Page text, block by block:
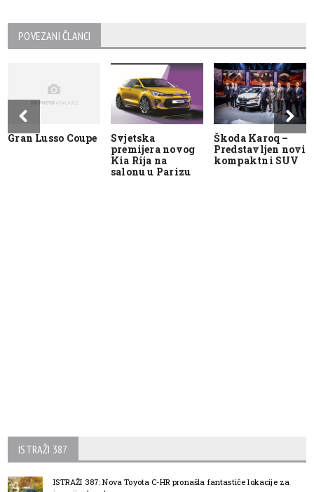
POVEZANI ČLANCI
Gran Lusso Coupe
Svjetska
premijera novog
Kia Rija na
salonu u Parizu
Škoda Karoq –
Predstavljen novi
kompaktni SUV
ISTRAŽI 387
ISTRAŽI 387: Nova Toyota C-HR pronašla fantastiče lokacije za